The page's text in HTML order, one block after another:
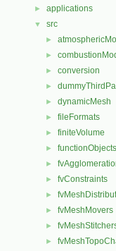
► applications
▼ src
►
►
► conversion
►
► dynamicMesh
► fileFormats
► finiteVolume
► functionObjects
►
► fvConstraints
►
► fvMeshMovers
►
►